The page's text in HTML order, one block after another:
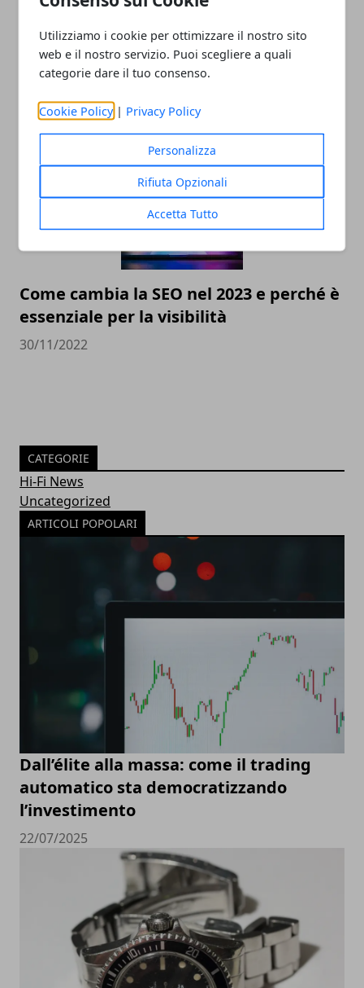
Utilizziamo i cookie per ottimizzare il nostro sito
web e il nostro servizio. Puoi scegliere a quali
categorie dare il tuo consenso.
Cookie Policy | Privacy Policy
Personalizza
Rifiuta Opzionali
Accetta Tutto
Valutazione orologi Rolex online, come
23/05/2023
Come cambia la SEO nel 2023 e perché è
essenziale per la visibilità
30/11/2022
CATEGORIE
Hi-Fi News
Uncategorized
ARTICOLI POPOLARI
Dall’élite alla massa: come il trading
automatico sta democratizzando
l’investimento
22/07/2025